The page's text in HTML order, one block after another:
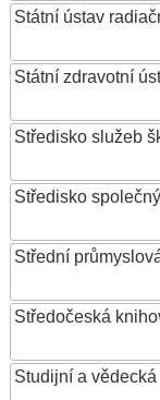
Státní ústav
Státní zdravotní
Středisko služeb
Středisko
Střední
Středočeská
Studijní a